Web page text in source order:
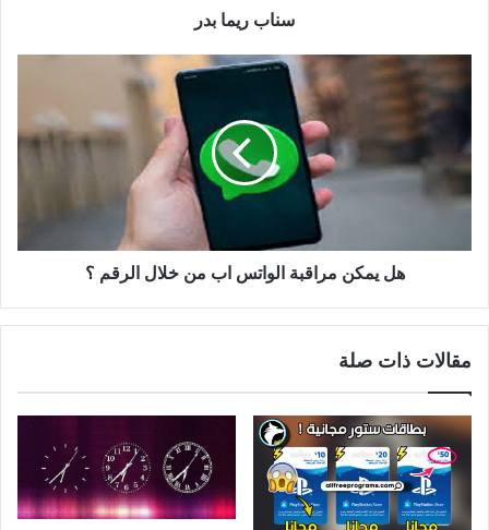
سناب ريما بدر
هل يمكن مراقبة الواتس اب من خلال الرقم ؟
مقالات ذات صلة